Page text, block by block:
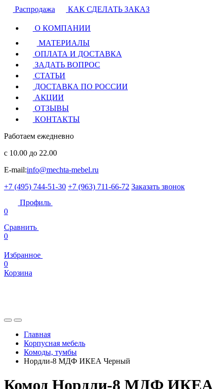
Распродажа КАК СДЕЛАТЬ ЗАКАЗ
О КОМПАНИИ
МАТЕРИАЛЫ
ОПЛАТА И ДОСТАВКА
ЗАДАТЬ ВОПРОС
СТАТЬИ
ДОСТАВКА ПО РОССИИ
АКЦИИ
ОТЗЫВЫ
КОНТАКТЫ
Работаем ежедневно
с 10.00 до 22.00
E-mail:info@mechta-mebel.ru
+7 (495) 744-51-30 +7 (963) 711-66-72 Заказать звонок
Профиль
0
Сравнить
0
Избранное
0
Корзина
Главная
Корпусная мебель
Комоды, тумбы
Нордли-8 МДФ ИКЕА Черный
Комод Нордли-8 МДФ ИКЕА